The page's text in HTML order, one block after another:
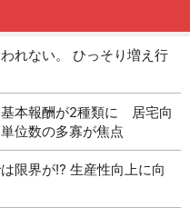
れない。 ひっそり増え行
基本報酬が2種類に 居宅向
位数の多寡が焦点
限界が⁉ 生産性向上に向